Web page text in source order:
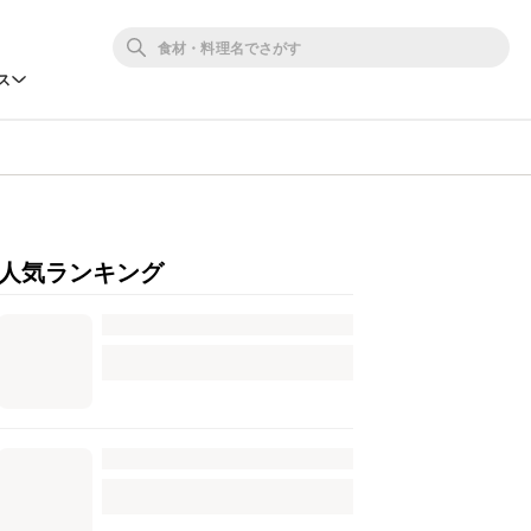
人気ランキング